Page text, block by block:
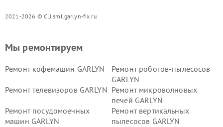
2021-2026 © СЦ sml.garlyn-fix.ru
Мы ремонтируем
Ремонт кофемашин GARLYN
Ремонт роботов-пылесосов
GARLYN
Ремонт телевизоров GARLYN Ремонт микроволновых
печей GARLYN
Ремонт посудомоечных
машин GARLYN
Ремонт вертикальных
пылесосов GARLYN